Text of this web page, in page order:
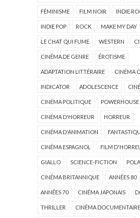
FÉMINISME FILM NOIR INDIE
INDIE POP ROCK MAKE MY DAY
LE CHAT QUI FUME WESTERN
CINÉMA DE GENRE ÉROTISME
ADAPTATION LITTÉRAIRE CINÉMA
INDICATOR ADOLESCENCE
CINÉMA POLITIQUE POWERHOUSE
CINÉMA D'HORREUR HORREUR
CINÉMA D'ANIMATION
CINÉMA ESPAGNOL FILM
GIALLO SCIENCE-FICTION
CINÉMA BRITANNIQUE ANNÉES 80
ANNÉES 70 CINÉMA JAPONAIS
THRILLER CINÉMA DOCUMENTAIRE